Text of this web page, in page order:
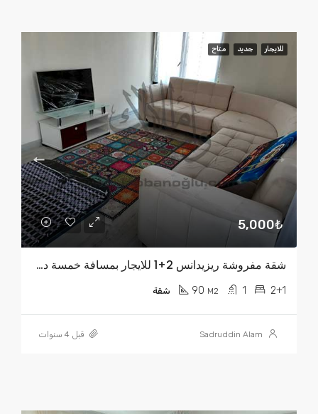
للايجار جديد متاح
5,000₺
شقة مفروشة ريزيدانس 2+1 للايجار بمسافة خمسة دقايق عن ساحة الميدان TL 5.000
2+1
1
90 M2 شقة
Sadruddin Alam قبل 4 سنوات